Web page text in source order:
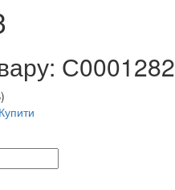
С0001282
Купити